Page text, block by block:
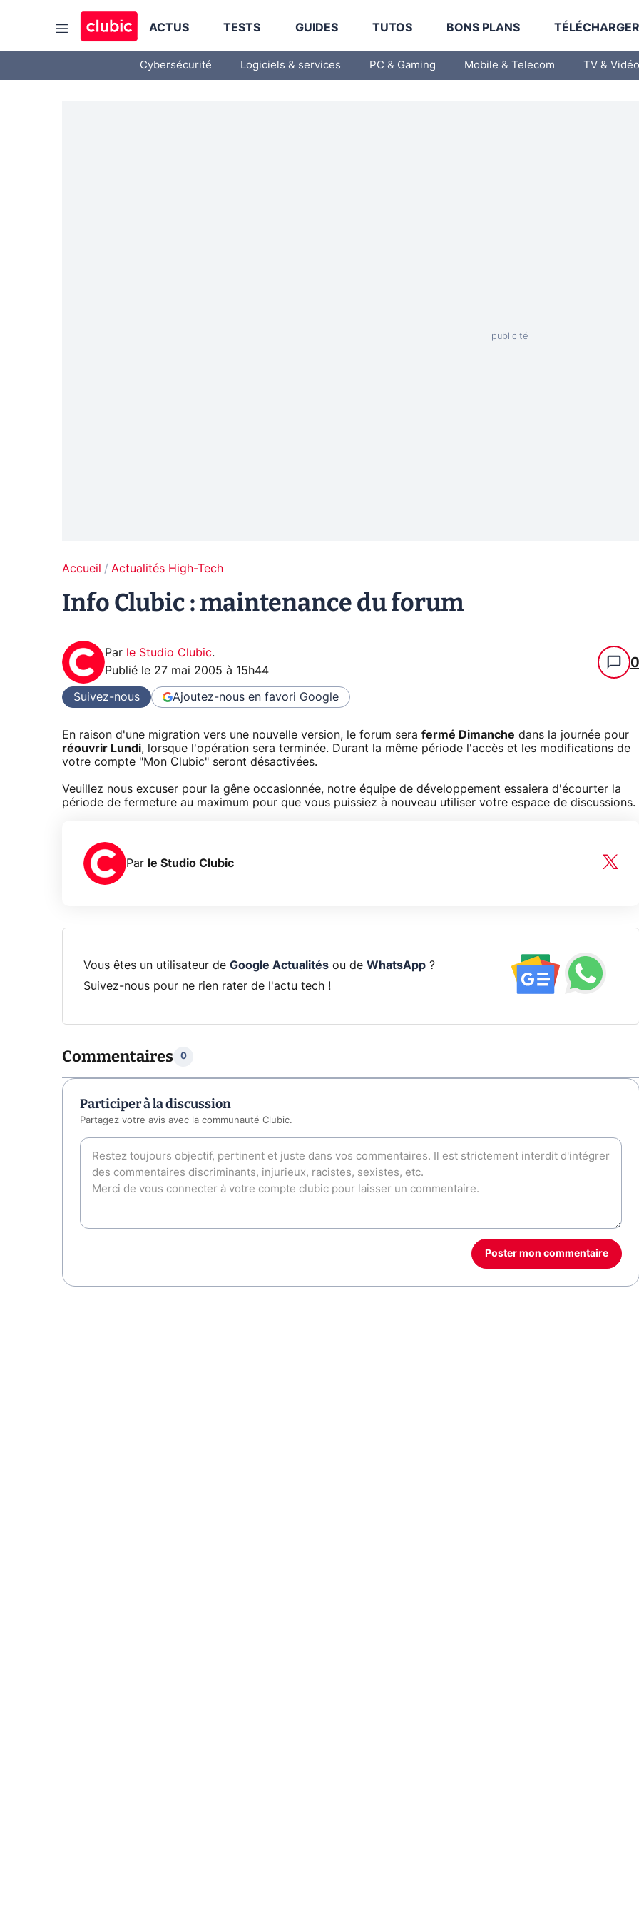
ACTUS TESTS GUIDES TUTOS BONS PLANS
Cybersécurité Logiciels & services PC & Gaming Mobile & Telecom TV & Vidéo
Accueil Actualités High-Tech
Info Clubic : maintenance du forum
Par le Studio Clubic.
Publié le 27 mai 2005 à 15h44 0
Suivez-nous Ajoutez-nous en favori Google
En raison d'une migration vers une nouvelle version, le forum sera fermé Dimanche dans la journée pour
réouvrir Lundi, lorsque l'opération sera terminée. Durant la même période l'accès et les modifications de
votre compte "Mon Clubic" seront désactivées.
Veuillez nous excuser pour la gêne occasionnée, notre équipe de développement essaiera d'écourter la
période de fermeture au maximum pour que vous puissiez à nouveau utiliser votre espace de discussions.
Par le Studio Clubic
Vous êtes un utilisateur de Google Actualitésou de WhatsApp?
Suivez-nous pour ne rien rater de l'actu tech !
Commentaires 0
Participer à la discussion
Partagez votre avis avec la communauté Clubic.
Poster mon commentaire